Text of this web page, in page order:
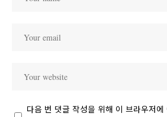
다음 번 댓글 작성을 위해 이 브라우저